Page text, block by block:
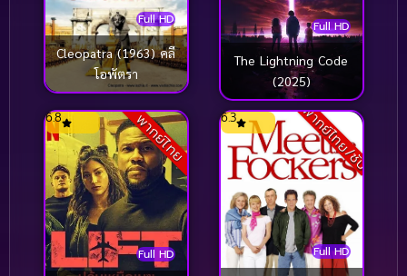
Full HD
Cleopatra (1963) คลี
โอพัตรา
Full HD
The Lightning Code
(2025)
พากย์ไทย
Full HD
6.8 พากย์ไทย/ซับ
Full HD
6.3